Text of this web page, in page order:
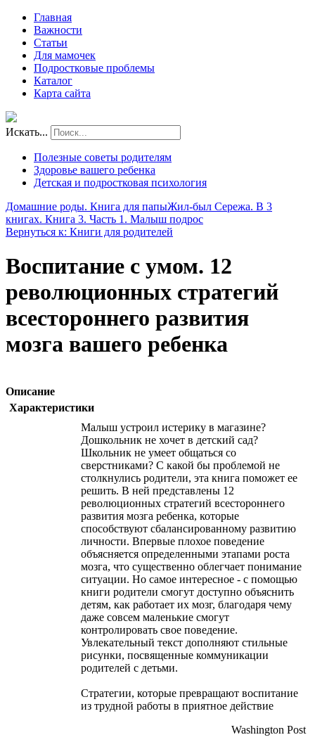
Главная
Важности
Статьи
Для мамочек
Подростковые проблемы
Каталог
Карта сайта
Искать...
Полезные советы родителям
Здоровье вашего ребенка
Детская и подростковая психология
Домашние роды. Книга для папыЖил-был Сережа. В 3
книгах. Книга 3. Часть 1. Малыш подрос
Вернуться к: Книги для родителей
Воспитание с умом. 12
революционных стратегий
всестороннего развития
мозга вашего ребенка
Описание
Характеристики
Малыш устроил истерику в магазине?
Дошкольник не хочет в детский сад?
Школьник не умеет общаться со
сверстниками? С какой бы проблемой не
столкнулись родители, эта книга поможет ее
решить. В ней представлены 12
революционных стратегий всестороннего
развития мозга ребенка, которые
способствуют сбалансированному развитию
личности. Впервые плохое поведение
объясняется определенными этапами роста
мозга, что существенно облегчает понимание
ситуации. Но самое интересное - с помощью
книги родители смогут доступно объяснить
детям, как работает их мозг, благодаря чему
даже совсем маленькие смогут
контролировать свое поведение.
Увлекательный текст дополняют стильные
рисунки, посвященные коммуникации
родителей с детьми.
Стратегии, которые превращают воспитание
из трудной работы в приятное действие
Washington Post